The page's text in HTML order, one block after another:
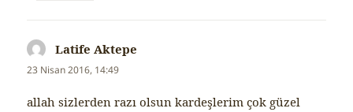
Latife Aktepe
23 Nisan 2016, 14:49
allah sizlerden razı olsun kardeşlerim çok güzel